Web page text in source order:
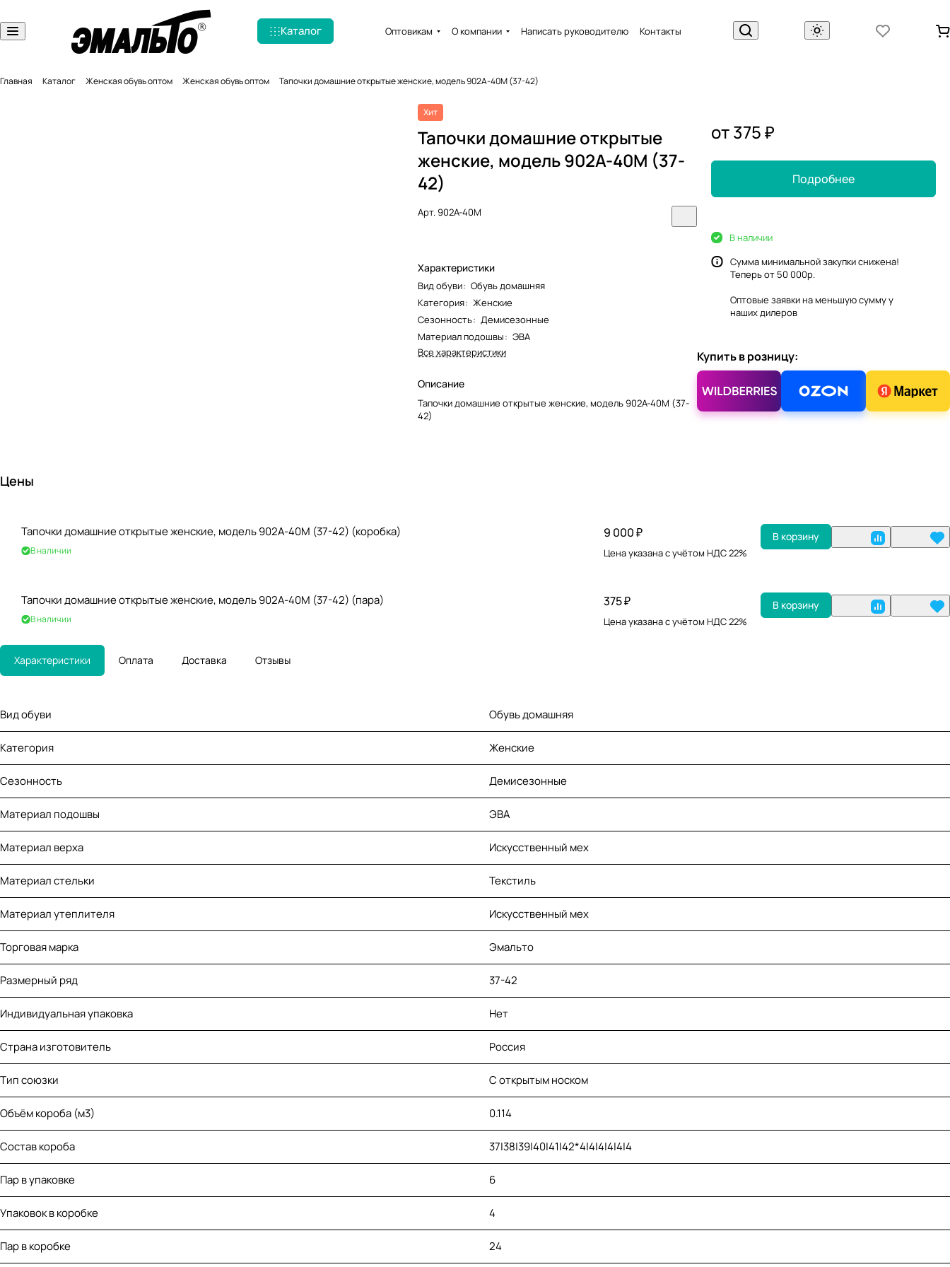
Каталог Оптовикам О компании Написать руководителю Контакты
Главная Каталог Женская обувь оптом Женская обувь оптом Тапочки домашние открытые женские, модель 902A-40M (37-42)
Хит
Тапочки домашние открытые
женские, модель 902A-40M (37-
42)
Арт.902A-40M
Характеристики
Вид обуви: Обувь домашняя
Категория: Женские
Сезонность: Демисезонные
Материал подошвы: ЭВА
Все характеристики
Описание
Тапочки домашние открытые женские, модель 902A-40M (37-
42)
от 375 ₽
Подробнее
В наличии
Сумма минимальной закупки снижена!
Теперь от 50 000р.
Оптовые заявки на меньшую сумму у
нашихдилеров
Купить в розницу:
Цены
Тапочки домашние открытые женские, модель 902A-40M (37-42) (коробка)
В наличии
9 000 ₽
Цена указана с учётом НДС 22%
В корзину
Тапочки домашние открытые женские, модель 902A-40M (37-42) (пара)
В наличии
375 ₽
Цена указана с учётом НДС 22%
В корзину
Характеристики Оплата Доставка Отзывы
Вид обуви Обувь домашняя
Категория Женские
Сезонность Демисезонные
Материал подошвы ЭВА
Материал верха Искусственный мех
Материал стельки Текстиль
Материал утеплителя Искусственный мех
Торговая марка Эмальто
Размерный ряд 37-42
Индивидуальная упаковка Нет
Страна изготовитель Россия
Тип союзки С открытым носком
Объём короба (м3) 0.114
Состав короба 37|38|39|40|41|42*4|4|4|4|4|4
Пар в упаковке 6
Упаковок в коробке 4
Пар в коробке 24